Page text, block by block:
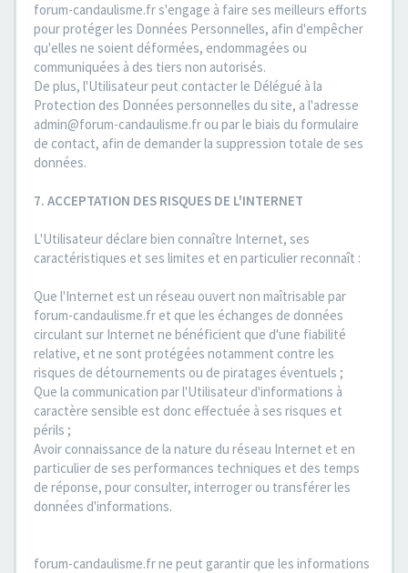
forum-candaulisme.fr s'engage à faire ses meilleurs efforts
pour protéger les Données Personnelles, afin d'empêcher
qu'elles ne soient déformées, endommagées ou
communiquées à des tiers non autorisés.
De plus, l'Utilisateur peut contacter le Délégué à la
Protection des Données personnelles du site, a l'adresse
admin@forum-candaulisme.fr ou par le biais du formulaire
de contact, afin de demander la suppression totale de ses
données.
7. ACCEPTATION DES RISQUES DE L'INTERNET
L'Utilisateur déclare bien connaître Internet, ses
caractéristiques et ses limites et en particulier reconnaît :
Que l'Internet est un réseau ouvert non maîtrisable par
forum-candaulisme.fr et que les échanges de données
circulant sur Internet ne bénéficient que d'une fiabilité
relative, et ne sont protégées notamment contre les
risques de détournements ou de piratages éventuels ;
Que la communication par l'Utilisateur d'informations à
caractère sensible est donc effectuée à ses risques et
périls ;
Avoir connaissance de la nature du réseau Internet et en
particulier de ses performances techniques et des temps
de réponse, pour consulter, interroger ou transférer les
données d'informations.
forum-candaulisme.fr ne peut garantir que les informations